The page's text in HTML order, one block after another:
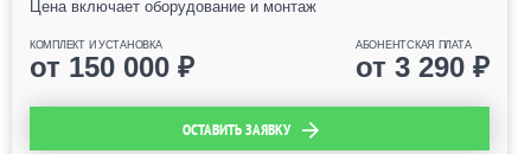
Цена включает оборудование и монтаж
КОМПЛЕКТ И УСТАНОВКА
от 150 000 ₽
АБОНЕНТСКАЯ ПЛАТА
от 3 290 ₽
ОСТАВИТЬ ЗАЯВКУ